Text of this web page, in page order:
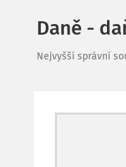
Daně -
Nejvyšší správní